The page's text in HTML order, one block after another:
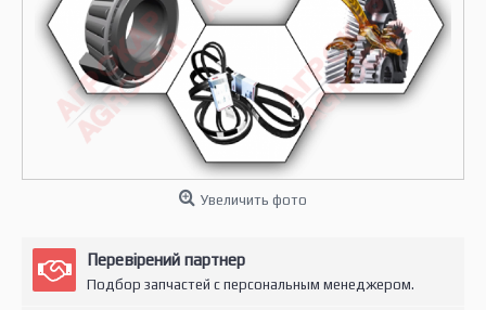
Увеличить фото
Перевірений партнер
Подбор запчастей с персональным менеджером.